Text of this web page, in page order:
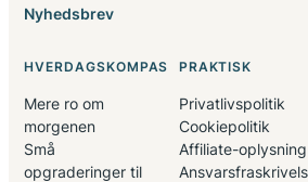
Nyhedsbrev
HVERDAGSKOMPAS
Mere ro om
morgenen
Små
opgraderinger til
PRAKTISK
Privatlivspolitik
Cookiepolitik
Affiliate-oplysning